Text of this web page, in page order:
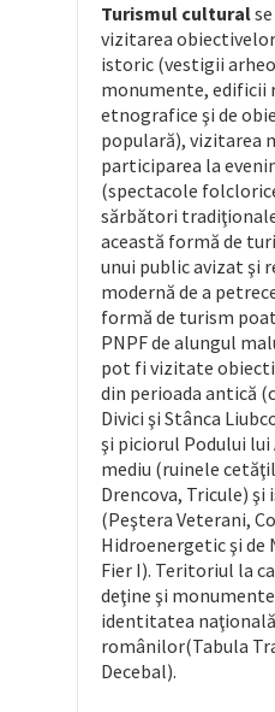
Turismul cultural
vizitarea
istoric (vestigii
monumente, edificii
etnografice şi de
populară), vizitarea
participarea la
(spectacole
sărbători
această formă de
unui public avizat şi
modernă de a
formă de turism
PNPF de alungul
pot fi vizitate
din perioada antică
Divici şi Stânca
şi piciorul Podului lui
mediu (ruinele
Drencova, Tricule)
(Peştera Veterani,
Hidroenergetic şi de
Fier I). Teritoriul la
deţine şi
identitatea
românilor(Tabula
Decebal).